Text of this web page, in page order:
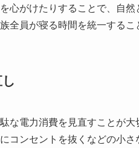
心がけたりすることで、自
全員が寝る時間を統一するこ
な電力消費を見直すことが
コンセントを抜くなどの小